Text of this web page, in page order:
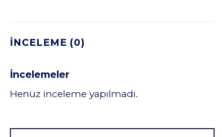
İNCELEME (0)
İncelemeler
Henüz inceleme yapılmadı.